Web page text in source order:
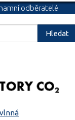
odběratelé
Hledat